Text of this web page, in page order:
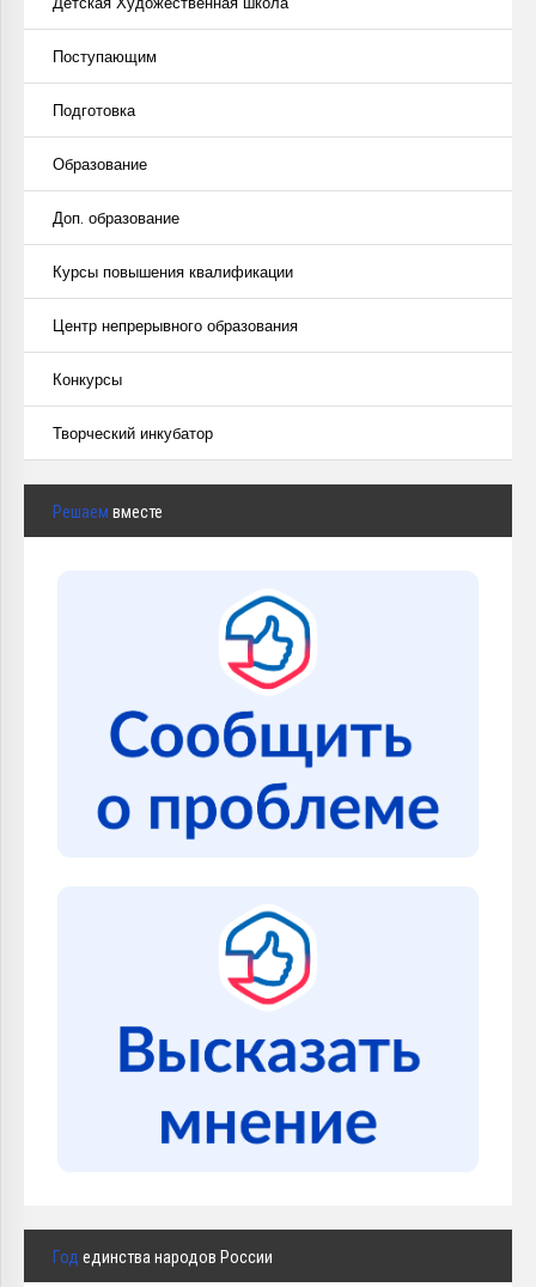
Поступающим
Подготовка
Образование
Доп. образование
Курсы повышения квалификации
Центр непрерывного образования
Конкурсы
Творческий инкубатор
Решаем вместе
Год единства народов России